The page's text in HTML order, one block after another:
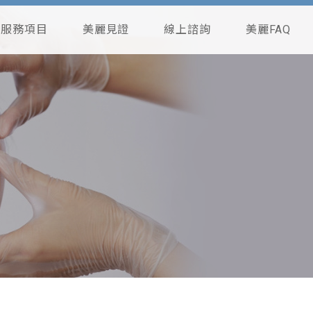
服務項目 美麗見證 線上諮詢 美麗FAQ